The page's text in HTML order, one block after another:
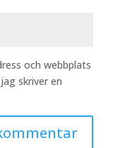
och webbplats
skriver en